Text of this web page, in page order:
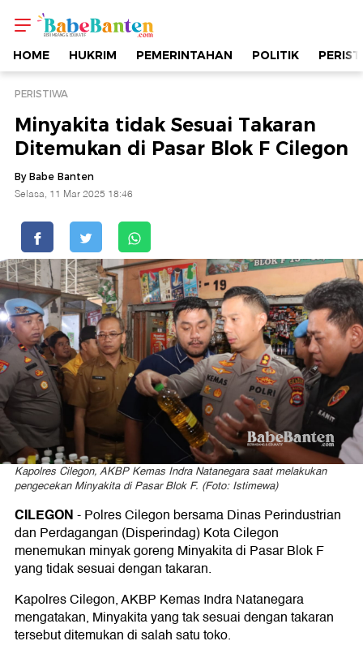
Minyakita
tidak
Sesuai
Takaran
Ditemukan
di
Pasar
Blok
F
Cilegon
HOME HUKRIM PEMERINTAHAN POLITIK
PERISTIWA
Minyakita tidak Sesuai Takaran
Ditemukan di Pasar Blok F Cilegon
By Babe Banten
Selasa, 11 Mar 2025 18:46
Kapolres Cilegon, AKBP Kemas Indra Natanegara saat melakukan
pengecekan Minyakita di Pasar Blok F. (Foto: Istimewa)
CILEGON- Polres Cilegon bersama Dinas Perindustrian
dan Perdagangan (Disperindag) Kota Cilegon
menemukan minyak goreng Minyakita di Pasar Blok F
yang tidak sesuai dengan takaran.
Kapolres Cilegon, AKBP Kemas Indra Natanegara
mengatakan, Minyakita yang tak sesuai dengan takaran
tersebut ditemukan di salah satu toko.